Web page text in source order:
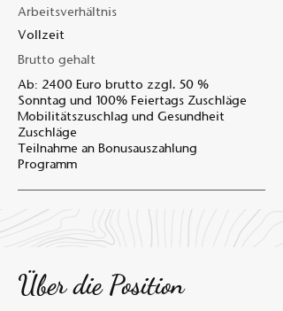
Arbeitsverhältnis
Vollzeit
Brutto gehalt
Ab: 2400 Euro brutto zzgl. 50 %
Sonntag und 100% Feiertags Zuschläge
Mobilitätszuschlag und Gesundheit
Zuschläge
Teilnahme an Bonusauszahlung
Programm
Über die Position